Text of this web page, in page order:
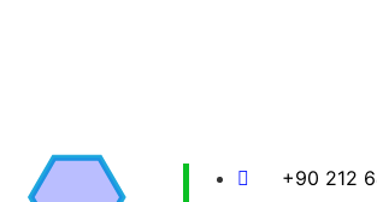
+90 212